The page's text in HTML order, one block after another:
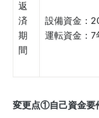
返
済
期
間
設備資金：
運転資金：7
変更点①自己資金要